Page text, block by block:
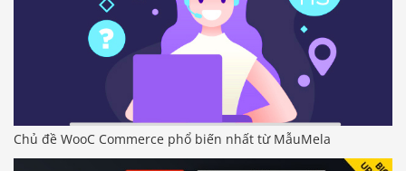
Chủ đề WooC Commerce phổ biến nhất từ ​​MẫuMela